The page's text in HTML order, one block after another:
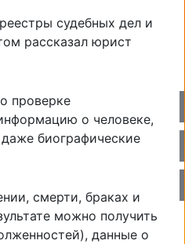
судебных дел и
рассказал юрист
проверке
о человеке,
биографические
смерти, браках и
можно получить
данные о